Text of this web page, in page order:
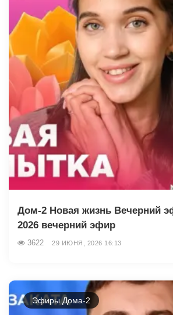
Дом-2 Новая жизнь Вечерний
2026 вечерний эфир
3622 29 ИЮНЯ, 2026 16:13
Эфиры Дома-2